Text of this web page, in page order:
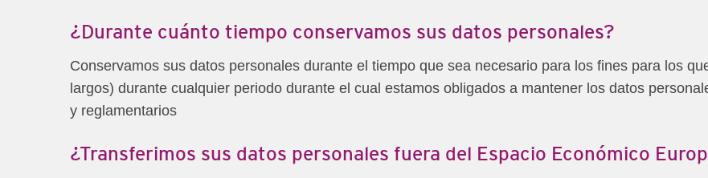
¿Durante cuánto tiempo conservamos sus datos personales?
Conservamos sus datos personales durante el tiempo que sea necesario para los fines para los
largos) durante cualquier periodo durante el cual estamos obligados a mantener los datos
y reglamentarios
¿Transferimos sus datos personales fuera del Espacio Económico